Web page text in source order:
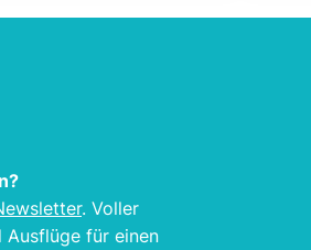
Helderse Vallei
. Voller
Ausflüge für einen